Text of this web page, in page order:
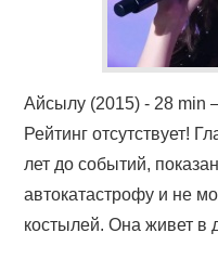
ВОЙТИ
Айсылу (2015) - 28 min
Рейтинг отсутствует!
лет до событий,
автокатастрофу и не
костылей. Она живет в